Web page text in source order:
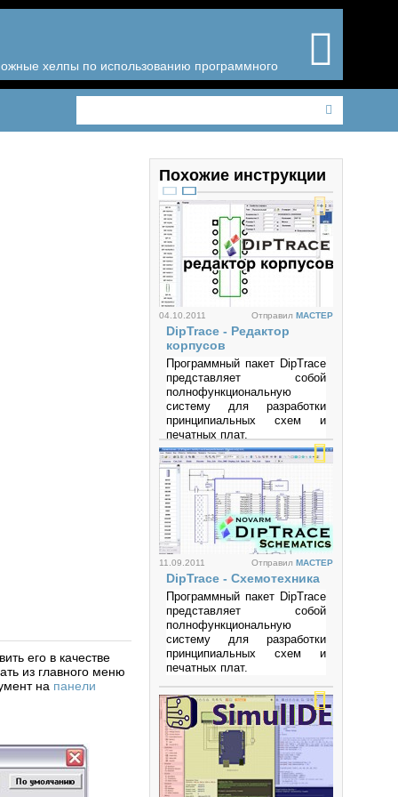
хелпы по использованию программного
его в качестве
из главного меню
на панели
Похожие инструкции
04.10.2011 Отправил MACTEP
DipTrace - Редактор
корпусов
Программный пакет DipTrace
представляет собой
полнофункциональную
систему для разработки
принципиальных схем и
печатных плат.
Просмотров: 177256
11.09.2011 Отправил MACTEP
DipTrace - Схемотехника
Программный пакет DipTrace
представляет собой
полнофункциональную
систему для разработки
принципиальных схем и
печатных плат.
Просмотров: 337342